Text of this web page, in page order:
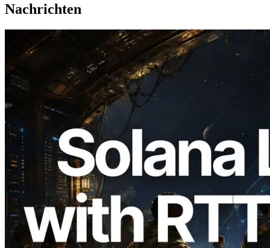
Nachrichten
2026.08.05
ERPC erweitert Solana Leader Slot API
um Ping-Messung aus 7 globalen
Regionen — Validators Information API